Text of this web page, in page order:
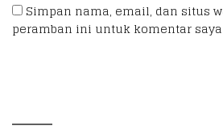
Simpan nama, email, dan situs
peramban ini untuk komentar